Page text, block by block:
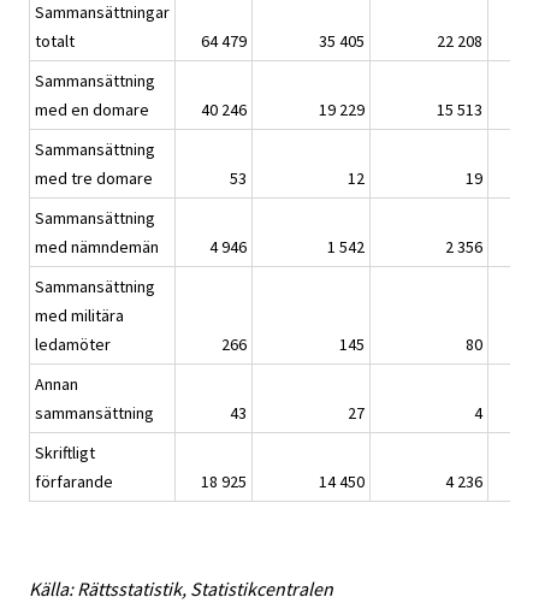
Sammansättningar
totalt
64 479 35 405
22 208
Sammansättning
med en domare
40 246 19 229
15 513
Sammansättning
med tre domare
53 12
19
Sammansättning
med nämndemän
4 946 1 542
2 356
Sammansättning
med militära
ledamöter
266 145
80
Annan
sammansättning
43 27
4
Skriftligt
förfarande
18 925 14 450 4 236
Källa: Rättsstatistik, Statistikcentralen